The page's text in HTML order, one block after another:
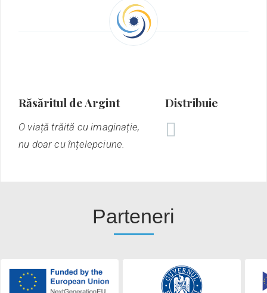
Răsăritul de Argint
O viață trăită cu imaginație,
nu doar cu înțelepciune.
Distribuie
Parteneri